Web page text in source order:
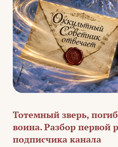
Тотемный зверь,
воина. Разбор первой
подписчика канала